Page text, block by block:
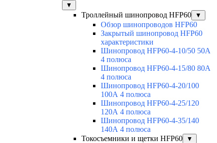
▼
Троллейный шинопровод HFP60 ▼
Обзор шинопроводов HFP60
Закрытый шинопровод HFP60
характеристики
Шинопровод HFP60-4-10/50 50А
4 полюса
Шинопровод HFP60-4-15/80 80А
4 полюса
Шинопровод HFP60-4-20/100
100А 4 полюса
Шинопровод HFP60-4-25/120
120А 4 полюса
Шинопровод HFP60-4-35/140
140А 4 полюса
Токосъемники и щетки HFP60
▼